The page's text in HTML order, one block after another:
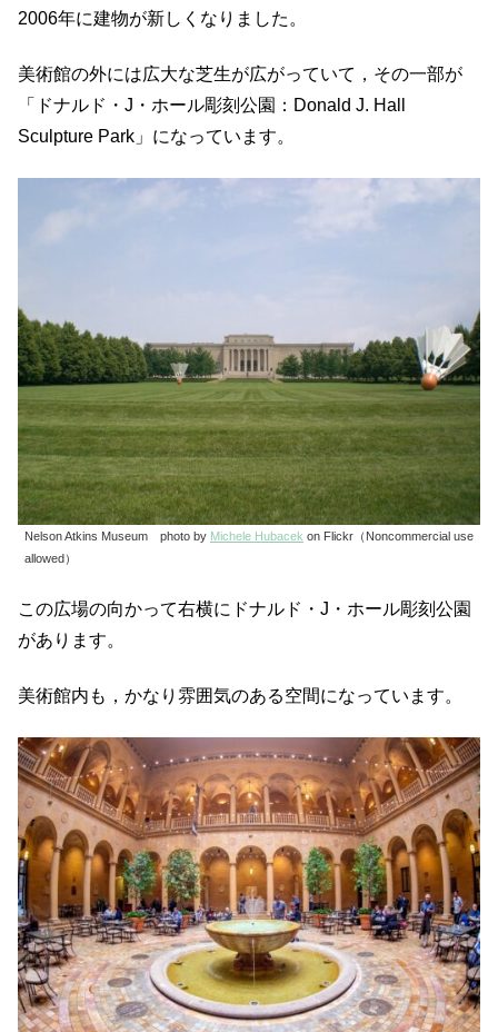
2006年に建物が新しくなりました。
美術館の外には広大な芝生が広がっていて，その一部が
「ドナルド・J・ホール彫刻公園：Donald J. Hall
Sculpture Park」になっています。
Nelson Atkins Museum photo by Michele Hubacek on Flickr（Noncommercial use
allowed）
この広場の向かって右横にドナルド・J・ホール彫刻公園
があります。
美術館内も，かなり雰囲気のある空間になっています。